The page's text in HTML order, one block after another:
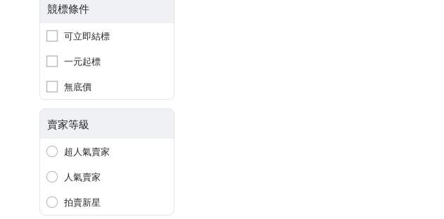
競標條件
可立即結標
一元起標
無底價
賣家等級
超人氣賣家
人氣賣家
拍賣新星